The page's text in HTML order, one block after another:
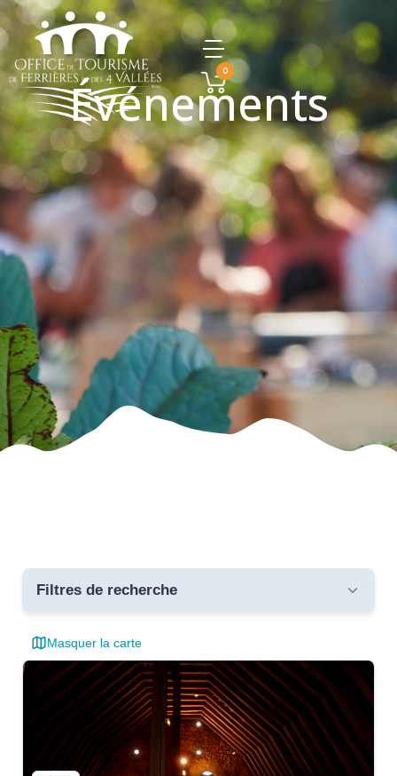
0
Événements
Filtres de recherche
Toutes les communes
Catégories
Masquer la carte